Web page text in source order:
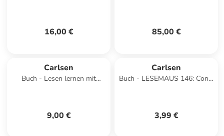
16,00 € 85,00 €
Carlsen
Buch - Lesen lernen mit
9,00 €
Carlsen
Buch - LESEMAUS 146: Conni
3,99 €